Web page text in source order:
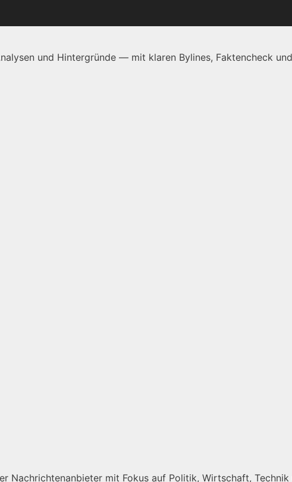
und Hintergründe — mit klaren Bylines, Faktencheck
Nachrichtenanbieter mit Fokus auf Politik, Wirtschaft,